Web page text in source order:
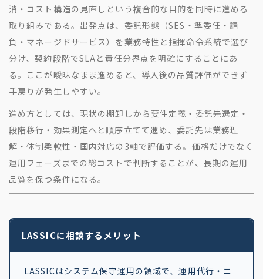
消・コスト構造の見直しという複合的な目的を同時に進める
取り組みである。出発点は、委託形態（SES・準委任・請
負・マネージドサービス）を業務特性と指揮命令系統で選び
分け、契約段階でSLAと責任分界点を明確にすることにあ
る。ここが曖昧なまま進めると、導入後の品質評価ができず
手戻りが発生しやすい。
進め方としては、現状の棚卸しから要件定義・委託先選定・
段階移行・効果測定へと順序立てて進め、委託先は業務理
解・体制柔軟性・国内対応の3軸で評価する。価格だけでなく
運用フェーズまでの総コストで判断することが、長期の運用
品質を保つ条件になる。
LASSICに相談するメリット
LASSICはシステム保守運用の領域で、運用代行・ニ